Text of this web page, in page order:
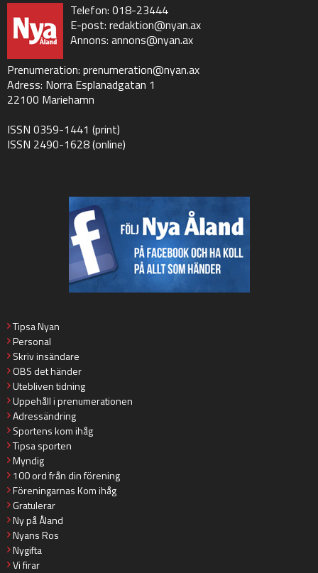
Telefon: 018-23444
E-post: redaktion@nyan.ax
Annons: annons@nyan.ax
Prenumeration: prenumeration@nyan.ax
Adress: Norra Esplanadgatan 1
22100 Mariehamn
ISSN 0359-1441 (print)
ISSN 2490-1628 (online)
Tipsa Nyan
Personal
Skriv insändare
OBS det händer
Utebliven tidning
Uppehåll i prenumerationen
Adressändring
Sportens kom ihåg
Tipsa sporten
Myndig
100 ord från din förening
Föreningarnas Kom ihåg
Gratulerar
Ny på Åland
Nyans Ros
Nygifta
Vi firar